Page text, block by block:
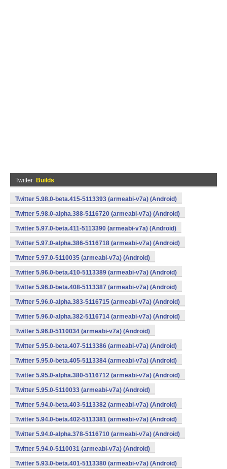
Twitter Builds
Twitter 5.98.0-beta.415-5113393 (armeabi-v7a) (Android)
Twitter 5.98.0-alpha.388-5116720 (armeabi-v7a) (Android)
Twitter 5.97.0-beta.411-5113390 (armeabi-v7a) (Android)
Twitter 5.97.0-alpha.386-5116718 (armeabi-v7a) (Android)
Twitter 5.97.0-5110035 (armeabi-v7a) (Android)
Twitter 5.96.0-beta.410-5113389 (armeabi-v7a) (Android)
Twitter 5.96.0-beta.408-5113387 (armeabi-v7a) (Android)
Twitter 5.96.0-alpha.383-5116715 (armeabi-v7a) (Android)
Twitter 5.96.0-alpha.382-5116714 (armeabi-v7a) (Android)
Twitter 5.96.0-5110034 (armeabi-v7a) (Android)
Twitter 5.95.0-beta.407-5113386 (armeabi-v7a) (Android)
Twitter 5.95.0-beta.405-5113384 (armeabi-v7a) (Android)
Twitter 5.95.0-alpha.380-5116712 (armeabi-v7a) (Android)
Twitter 5.95.0-5110033 (armeabi-v7a) (Android)
Twitter 5.94.0-beta.403-5113382 (armeabi-v7a) (Android)
Twitter 5.94.0-beta.402-5113381 (armeabi-v7a) (Android)
Twitter 5.94.0-alpha.378-5116710 (armeabi-v7a) (Android)
Twitter 5.94.0-5110031 (armeabi-v7a) (Android)
Twitter 5.93.0-beta.401-5113380 (armeabi-v7a) (Android)